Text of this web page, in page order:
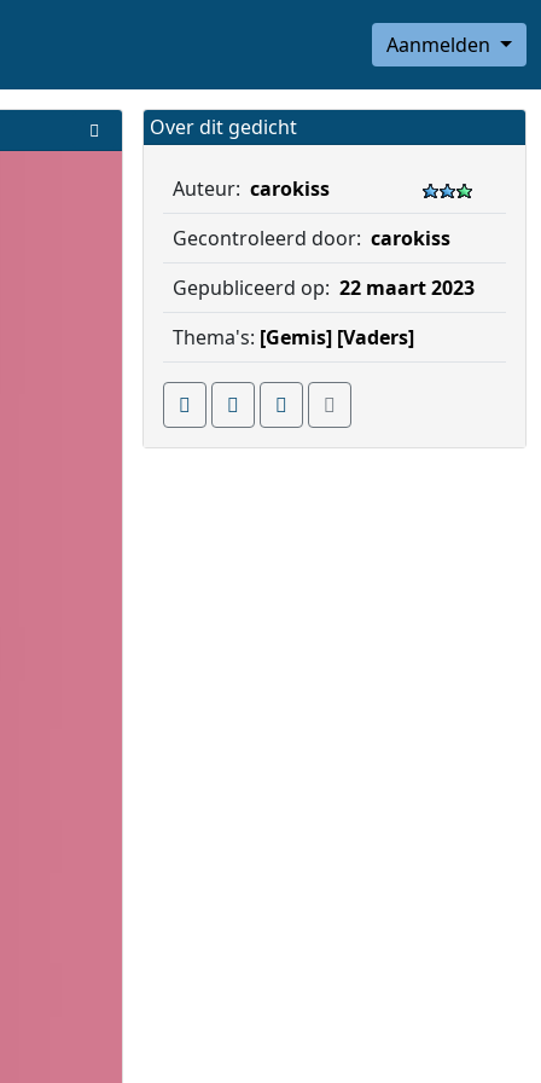
Aanmelden
Over dit gedicht
Auteur: carokiss
Gecontroleerd door: carokiss
Gepubliceerd op: 22 maart 2023
Thema's: [Gemis] [Vaders]